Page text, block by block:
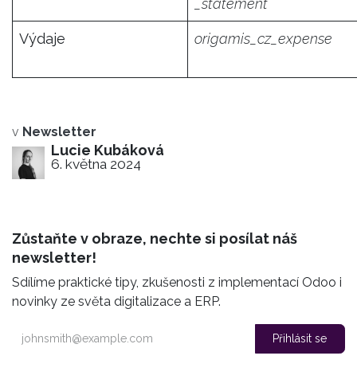
_statement
Výdaje origamis_cz_expense
v Newsletter
Lucie Kubáková
6. května 2024
Zůstaňte v obraze, nechte si posílat náš
newsletter!
Sdílíme praktické tipy, zkušenosti z implementací Odoo i
novinky ze světa digitalizace a ERP.
Přihlásit se